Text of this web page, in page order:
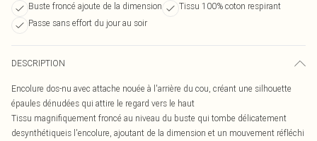
Buste froncé ajoute de la dimension
Tissu 100% coton respirant
Passe sans effort du jour au soir
DESCRIPTION
Encolure dos-nu avec attache nouée à l'arrière du cou, créant une silhouette
épaules dénudées qui attire le regard vers le haut
Tissu magnifiquement froncé au niveau du buste qui tombe délicatement
desynthétiqueis l'encolure, ajoutant de la dimension et un mouvement réfléchi